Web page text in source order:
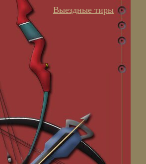
Выездные тиры